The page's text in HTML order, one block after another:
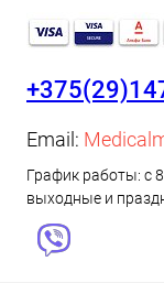
Email:
График работы: с
выходные и